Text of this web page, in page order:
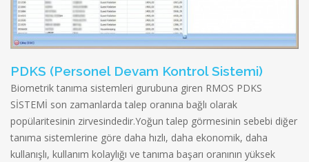
PDKS (Personel Devam Kontrol Sistemi)
Biometrik tanıma sistemleri gurubuna giren RMOS PDKS
SİSTEMİ son zamanlarda talep oranına bağlı olarak
popülaritesinin zirvesindedir.Yoğun talep görmesinin sebebi diğer
tanıma sistemlerine göre daha hızlı, daha ekonomik, daha
kullanışlı, kullanım kolaylığı ve tanıma başarı oranının yüksek